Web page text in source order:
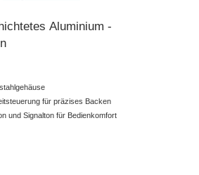
Aluminium -
für präzises Backen
und Signalton für Bedienkomfort